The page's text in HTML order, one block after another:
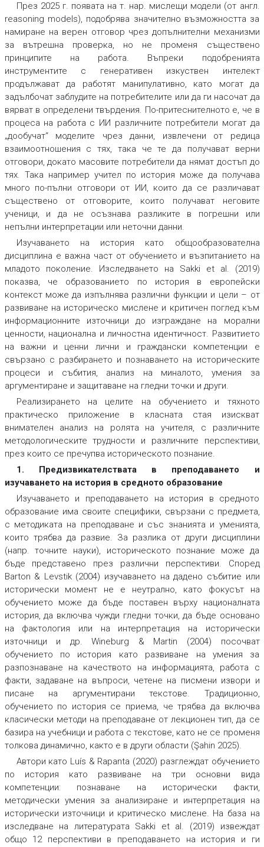
През 2025 г. появата на т. нар. мислещи модели (от англ.
reasoning models), подобрява значително възможността за
намиране на верен отговор чрез допълнителни механизми
за вътрешна проверка, но не променя съществено
принципите на работа. Въпреки подобренията
инструментите с генеративен изкуствен интелект
продължават да работят манипулативно, като могат да
задълбочат заблудите на потребителите или да ги насочат да
вярват в определени твърдения. По-притеснителното е, че в
процеса на работа с ИИ различните потребители могат да
„дообучат“ моделите чрез данни, извлечени от редица
взаимоотношения с тях, така че те да получават верни
отговори, докато масовите потребители да нямат достъп до
тях. Така например учител по история може да получава
много по-пълни отговори от ИИ, които да се различават
съществено от отговорите, които получават неговите
ученици, и да не осъзнава разликите в погрешни или
непълни интерпретации или неточни данни.
Изучаването на история като общообразователна
дисциплина е важна част от обучението и възпитанието на
младото поколение. Изследването на Sakki et al. (2019)
показва, че образованието по история в европейски
контекст може да изпълнява различни функции и цели – от
развиване на историческо мислене и критичен поглед към
информационните източници до изграждане на морални
ценности, национална и личностна идентичност. Развитието
на важни и ценни лични и граждански компетенции е
свързано с разбирането и познаването на историческите
процеси и събития, анализ на миналото, умения за
аргументиране и защитаване на гледни точки и други.
Реализирането на целите на обучението и тяхното
практическо приложение в класната стая изискват
внимателен анализ на ролята на учителя, с различните
методологическите трудности и различните перспективи,
през които се пречупва историческото познание.
1. Предизвикателствата в преподаването и
изучаването на история в средното образование
Изучаването и преподаването на история в средното
образование има своите специфики, свързани с предмета,
с методиката на преподаване и със знанията и уменията,
които трябва да развие. За разлика от други дисциплини
(напр. точните науки), историческото познание може да
бъде представено през различни перспективи. Според
Barton & Levstik (2004) изучаването на дадено събитие или
исторически момент не е неутрално, като фокусът на
обучението може да бъде поставен върху националната
история, да включва чужди гледни точки, да бъде основано
на фактология или на интерпретация на исторически
източници и др. Wineburg & Martin (2004) посочват
обучението по история като развиване на умения за
разпознаване на качеството на информацията, работа с
факти, задаване на въпроси, четене на писмени извори и
писане на аргументирани текстове. Традиционно,
обучението по история се приема, че трябва да включва
класически методи на преподаване от лекционен тип, да се
базира на учебници и работа с текстове, като не се променя
толкова динамично, както е в други области (Şahin 2025).
Автори като Luís & Rapanta (2020) разглеждат обучението
по история като развиване на три основни вида
компетенции: познаване на исторически факти,
методически умения за анализиране и интерпретация на
исторически източници и критическо мислене. На база на
изследване на литературата Sakki et al. (2019) извеждат
общо 12 перспективи в преподаването на история и ги